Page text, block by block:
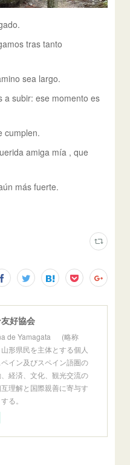
tras tanto
sea largo.
a subir: ese momento es
cumplen.
amiga mía , que
más fuerte.
好協会
de Yamagata (略称
形県民を主体とする個人
イン及びスペイン語圏の
経済、文化、観光交流の
理解と国際親善に寄与す
る。